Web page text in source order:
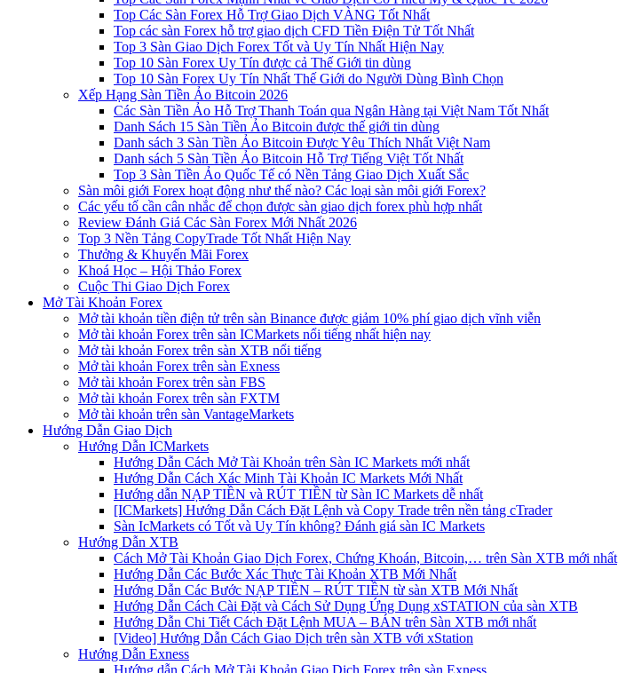
Top Các Sàn Forex Hỗ Trợ Giao Dịch VÀNG Tốt Nhất
Top các sàn Forex hỗ trợ giao dịch CFD Tiền Điện Tử Tốt Nhất
Top 3 Sàn Giao Dịch Forex Tốt và Uy Tín Nhất Hiện Nay
Top 10 Sàn Forex Uy Tín được cả Thế Giới tin dùng
Top 10 Sàn Forex Uy Tín Nhất Thế Giới do Người Dùng Bình Chọn
Xếp Hạng Sàn Tiền Ảo Bitcoin 2026
Các Sàn Tiền Ảo Hỗ Trợ Thanh Toán qua Ngân Hàng tại Việt Nam Tốt Nhất
Danh Sách 15 Sàn Tiền Ảo Bitcoin được thế giới tin dùng
Danh sách 3 Sàn Tiền Ảo Bitcoin Được Yêu Thích Nhất Việt Nam
Danh sách 5 Sàn Tiền Ảo Bitcoin Hỗ Trợ Tiếng Việt Tốt Nhất
Top 3 Sàn Tiền Ảo Quốc Tế có Nền Tảng Giao Dịch Xuất Sắc
Sàn môi giới Forex hoạt động như thế nào? Các loại sàn môi giới Forex?
Các yếu tố cần cân nhắc để chọn được sàn giao dịch forex phù hợp nhất
Review Đánh Giá Các Sàn Forex Mới Nhất 2026
Top 3 Nền Tảng CopyTrade Tốt Nhất Hiện Nay
Thưởng & Khuyến Mãi Forex
Khoá Học – Hội Thảo Forex
Cuộc Thi Giao Dịch Forex
Mở Tài Khoản Forex
Mở tài khoản tiền điện tử trên sàn Binance được giảm 10% phí giao dịch vĩnh viễn
Mở tài khoản Forex trên sàn ICMarkets nổi tiếng nhất hiện nay
Mở tài khoản Forex trên sàn XTB nổi tiếng
Mở tài khoản Forex trên sàn Exness
Mở tài khoản Forex trên sàn FBS
Mở tài khoản Forex trên sàn FXTM
Mở tài khoản trên sàn VantageMarkets
Hướng Dẫn Giao Dịch
Hướng Dẫn ICMarkets
Hướng Dẫn Cách Mở Tài Khoản trên Sàn IC Markets mới nhất
Hướng Dẫn Cách Xác Minh Tài Khoản IC Markets Mới Nhất
Hướng dẫn NẠP TIỀN và RÚT TIỀN từ Sàn IC Markets dễ nhất
[ICMarkets] Hướng Dẫn Cách Đặt Lệnh và Copy Trade trên nền tảng cTrader
Sàn IcMarkets có Tốt và Uy Tín không? Đánh giá sàn IC Markets
Hướng Dẫn XTB
Cách Mở Tài Khoản Giao Dịch Forex, Chứng Khoán, Bitcoin,… trên Sàn XTB mới nhất
Hướng Dẫn Các Bước Xác Thực Tài Khoản XTB Mới Nhất
Hướng Dẫn Các Bước NẠP TIỀN – RÚT TIỀN từ sàn XTB Mới Nhất
Hướng Dẫn Cách Cài Đặt và Cách Sử Dụng Ứng Dụng xSTATION của sàn XTB
Hướng Dẫn Chi Tiết Cách Đặt Lệnh MUA – BÁN trên Sàn XTB mới nhất
[Video] Hướng Dẫn Cách Giao Dịch trên sàn XTB với xStation
Hướng Dẫn Exness
Hướng dẫn Cách Mở Tài Khoản Giao Dịch Forex trên sàn Exness